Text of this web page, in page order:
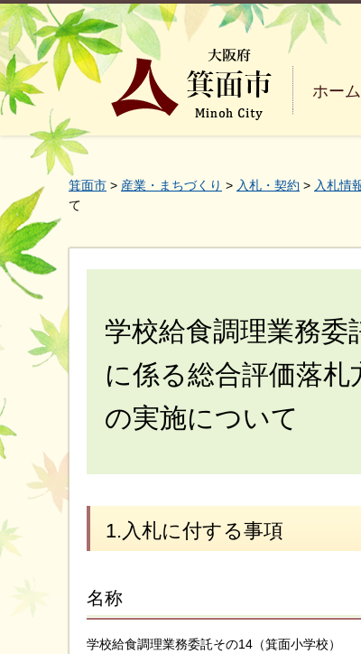
ホーム
箕面市 > 産業・まちづくり > 入札・契約 > 入札情
て
学校給食調理業務委
に係る総合評価落
の実施について
1.入札に付する事項
名称
学校給食調理業務委託その14（箕面小学校）